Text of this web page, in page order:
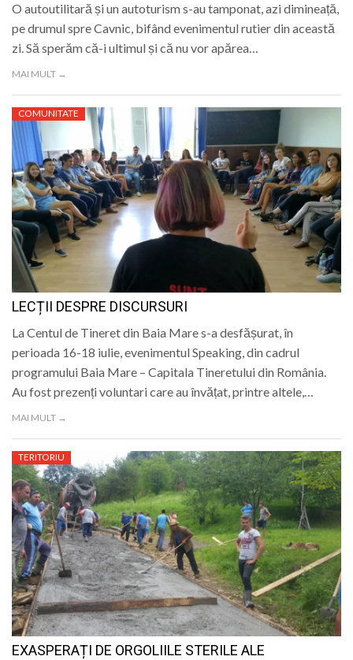
O autoutilitară și un autoturism s-au tamponat, azi dimineață,
pe drumul spre Cavnic, bifând evenimentul rutier din această
zi. Să sperăm că-i ultimul și că nu vor apărea…
MAI MULT →
COMUNITATE
LECȚII DESPRE DISCURSURI
La Centul de Tineret din Baia Mare s-a desfășurat, în
perioada 16-18 iulie, evenimentul Speaking, din cadrul
programului Baia Mare – Capitala Tineretului din România.
Au fost prezenți voluntari care au învățat, printre altele,…
MAI MULT →
TERITORIU
EXASPERAȚI DE ORGOLIILE STERILE ALE